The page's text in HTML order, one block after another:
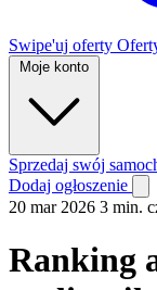
Swipe'uj oferty
Moje konto
Sprzedaj swój
Dodaj ogłoszenie
20 mar 2026 3 min.
Ranking